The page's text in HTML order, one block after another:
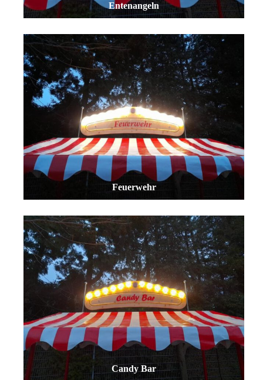
Entenangeln
Feuerwehr
Candy Bar